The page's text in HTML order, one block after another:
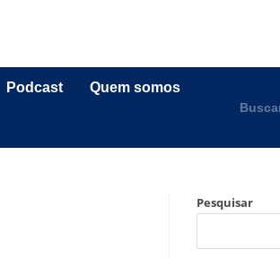
Podcast Quem somos
Pesquisar